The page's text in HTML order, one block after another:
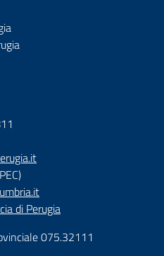
di Perugia
075.32111